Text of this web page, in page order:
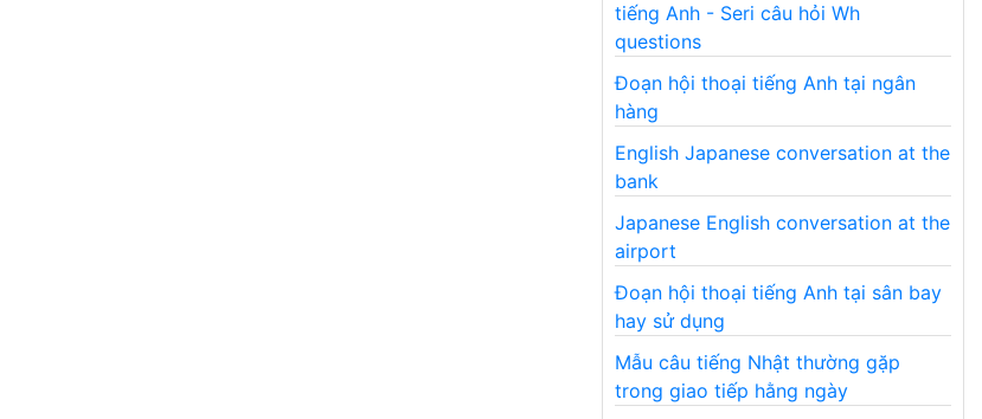
tiếng Anh - Seri câu hỏi Wh
questions
Đoạn hội thoại tiếng Anh tại ngân
hàng
English Japanese conversation at the
bank
Japanese English conversation at the
airport
Đoạn hội thoại tiếng Anh tại sân bay
hay sử dụng
Mẫu câu tiếng Nhật thường gặp
trong giao tiếp hằng ngày